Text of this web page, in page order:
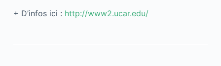
+ D’infos ici : http://www2.ucar.edu/